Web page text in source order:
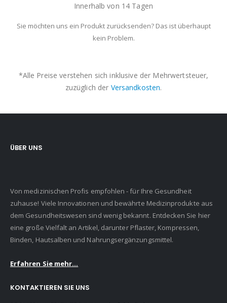
Innerhalb von 14 Tagen
Sie möchten uns ein Produkt zurücksenden? Das ist überhaupt
kein Problem.
*Alle Preise verstehen sich inklusive der Mehrwertsteuer,
zuzüglich der Versandkosten.
ÜBER UNS
Von medizinischen Profis empfohlen - für Ihre Gesundheit
zuhause! Viele Innovationen und bewährte Medizinprodukte aus
dem Gesundheitswesen sind wenig bekannt. Entdecken Sie hier
eine große Vielfalt an Artikel, darunter Pflaster, Kompressen,
Binden, Hautsalben und Nahrungsergänzungsmittel.
Erfahren Sie mehr...
KONTAKTIEREN SIE UNS